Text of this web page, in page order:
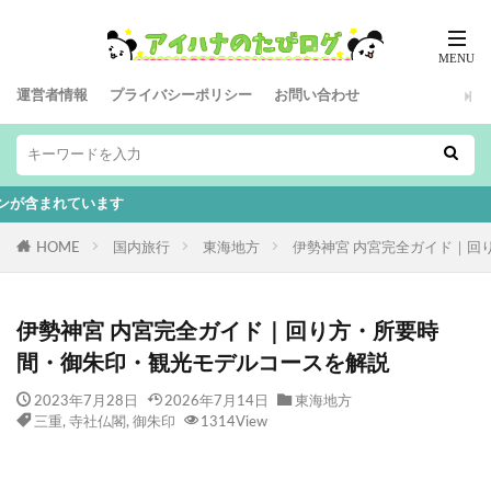
運営者情報 プライバシーポリシー お問い合わせ
HOME 国内旅行 東海地方 伊勢神宮 内宮完全ガイド｜回
伊勢神宮 内宮完全ガイド｜回り方・所要時
間・御朱印・観光モデルコースを解説
2023年7月28日 2026年7月14日
東海地方
三重, 寺社仏閣 , 御朱印 1314View